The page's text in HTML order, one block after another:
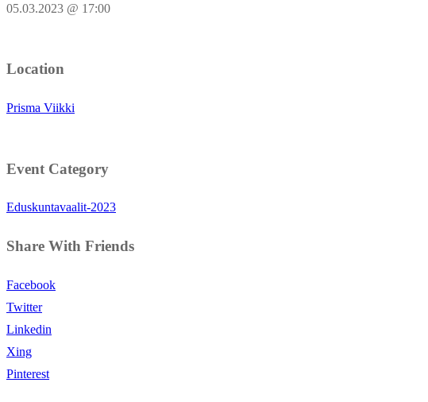
05.03.2023 @ 17:00
Location
Prisma Viikki
Event Category
Eduskuntavaalit-2023
Share With Friends
Facebook
Twitter
Linkedin
Xing
Pinterest